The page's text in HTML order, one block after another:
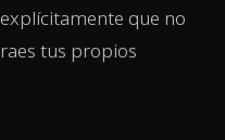
que no
tus propios